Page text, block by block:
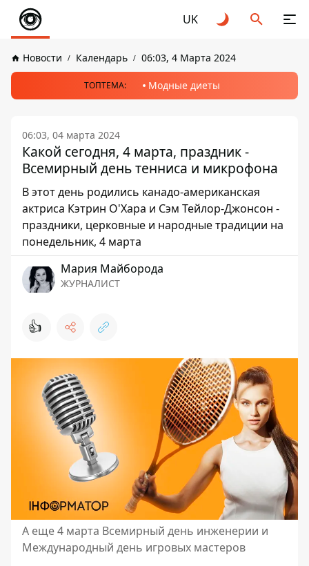
UK
Новости Календарь 06:03, 4 Марта 2024
ТОПТЕМА: Модные диеты
06:03, 04 марта 2024
Какой сегодня, 4 марта, праздник -
Всемирный день тенниса и микрофона
В этот день родились канадо-американская
актриса Кэтрин О'Хара и Сэм Тейлор-Джонсон -
праздники, церковные и народные традиции на
понедельник, 4 марта
Мария Майборода
ЖУРНАЛИСТ
👍
А еще 4 марта Всемирный день инженерии и
Международный день игровых мастеров